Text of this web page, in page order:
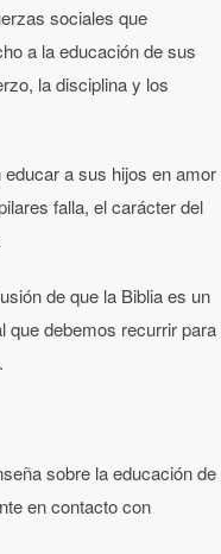
sociales que
a la educación de sus
la disciplina y los
a sus hijos en amor
falla, el carácter del
de que la Biblia es un
que debemos recurrir para
sobre la educación de
en contacto con